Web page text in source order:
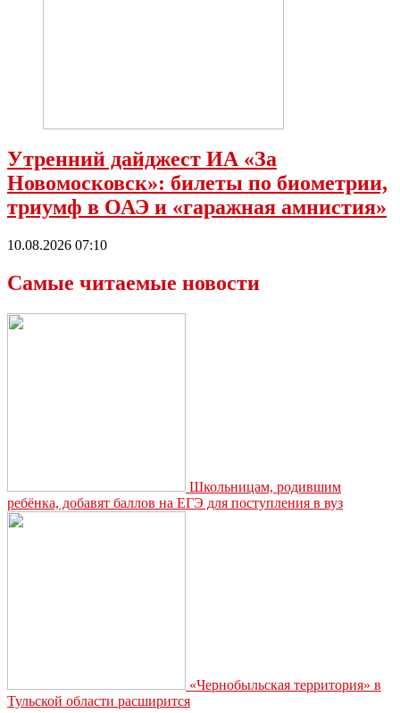
Утренний дайджест ИА «За
Новомосковск»: билеты по биометрии,
триумф в ОАЭ и «гаражная амнистия»
10.08.2026 07:10
Самые читаемые новости
Школьницам, родившим
ребёнка, добавят баллов на ЕГЭ для поступления в вуз
«Чернобыльская территория» в
Тульской области расширится